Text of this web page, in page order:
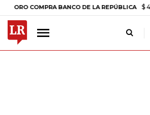
COMPRA BANCO DE LA REPÚBLICA $